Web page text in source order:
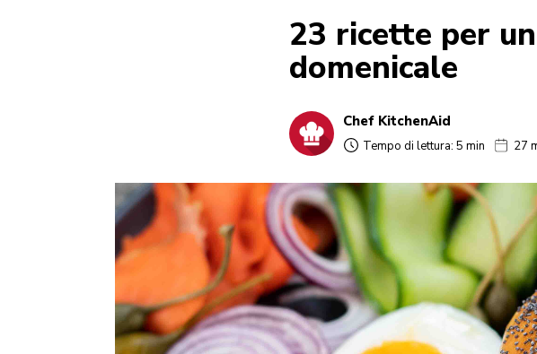
23 ricette per
domenicale
Chef KitchenAid
Tempo di lettura: 5 min 27